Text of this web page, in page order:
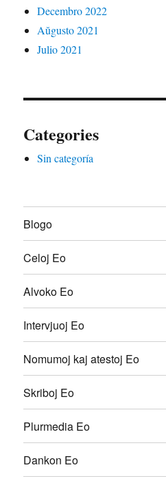
Decembro 2022
Aŭgusto 2021
Julio 2021
Categories
Sin categoría
Blogo
Celoj Eo
Alvoko Eo
Intervjuoj Eo
Nomumoj kaj atestoj Eo
Skriboj Eo
Plurmedia Eo
Dankon Eo